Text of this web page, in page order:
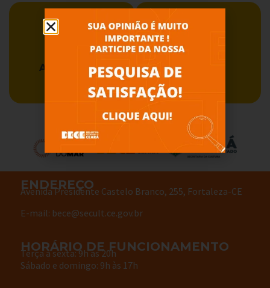
Acervo BECE Serviços
ENDEREÇO
Avenida Presidente Castelo Branco, 255, Fortaleza-CE
E-mail: bece@secult.ce.gov.br
HORÁRIO DE FUNCIONAMENTO
Terça à sexta: 9h às 20h
Sábado e domingo: 9h às 17h